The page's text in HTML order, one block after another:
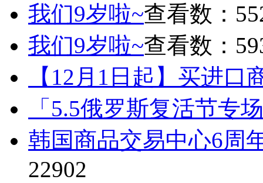
我们9岁啦~查看数：
我们9岁啦~查看数：
【12月1日起】买进口
「5.5俄罗斯复活节专
韩国商品交易中心6周
22902